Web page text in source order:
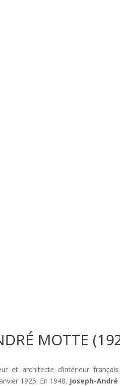
MOTTE
et architecte d’intérieur français
1925. En 1948, Joseph-